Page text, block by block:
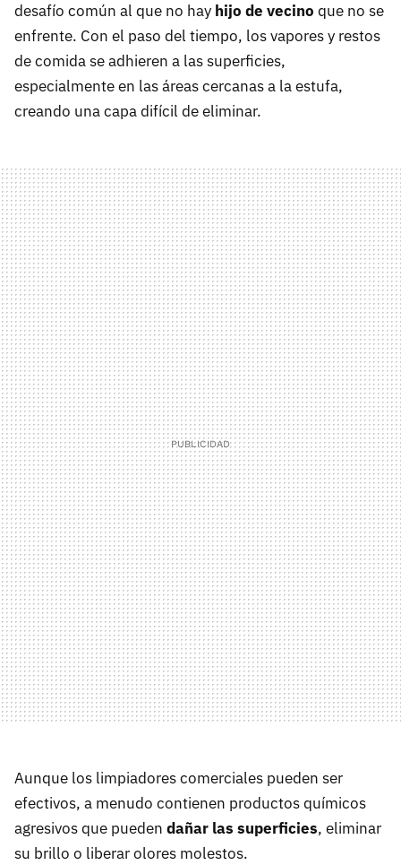
desafío común al que no hay hijo de vecino que no se
enfrente. Con el paso del tiempo, los vapores y restos
de comida se adhieren a las superficies,
especialmente en las áreas cercanas a la estufa,
creando una capa difícil de eliminar.
Aunque los limpiadores comerciales pueden ser
efectivos, a menudo contienen productos químicos
agresivos que pueden dañar las superficies, eliminar
su brillo o liberar olores molestos.